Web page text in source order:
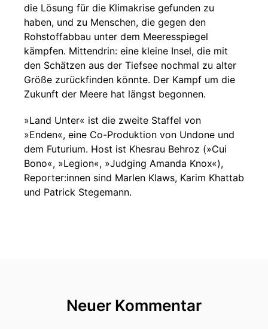
die Lösung für die Klimakrise gefunden zu
haben, und zu Menschen, die gegen den
Rohstoffabbau unter dem Meeresspiegel
kämpfen. Mittendrin: eine kleine Insel, die mit
den Schätzen aus der Tiefsee nochmal zu alter
Größe zurückfinden könnte. Der Kampf um die
Zukunft der Meere hat längst begonnen.
»Land Unter« ist die zweite Staffel von
»Enden«, eine Co-Produktion von Undone und
dem Futurium. Host ist Khesrau Behroz (»Cui
Bono«, »Legion«, »Judging Amanda Knox«),
Reporter:innen sind Marlen Klaws, Karim Khattab
und Patrick Stegemann.
Neuer Kommentar